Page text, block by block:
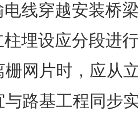
线穿越安装桥
埋设应分段进
栅网片时，应从
与路基工程同步